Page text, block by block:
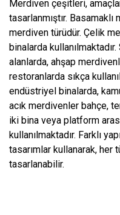
Merdiven çeşitleri,
tasarlanmıştır.
merdiven türüdür. Çelik
binalarda
alanlarda, ahşap
restoranlarda sıkça
endüstriyel binalarda,
acık merdivenler bahçe,
iki bina veya platform
kullanılmaktadır. Farklı
tasarımlar kullanarak, her
tasarlanabilir.